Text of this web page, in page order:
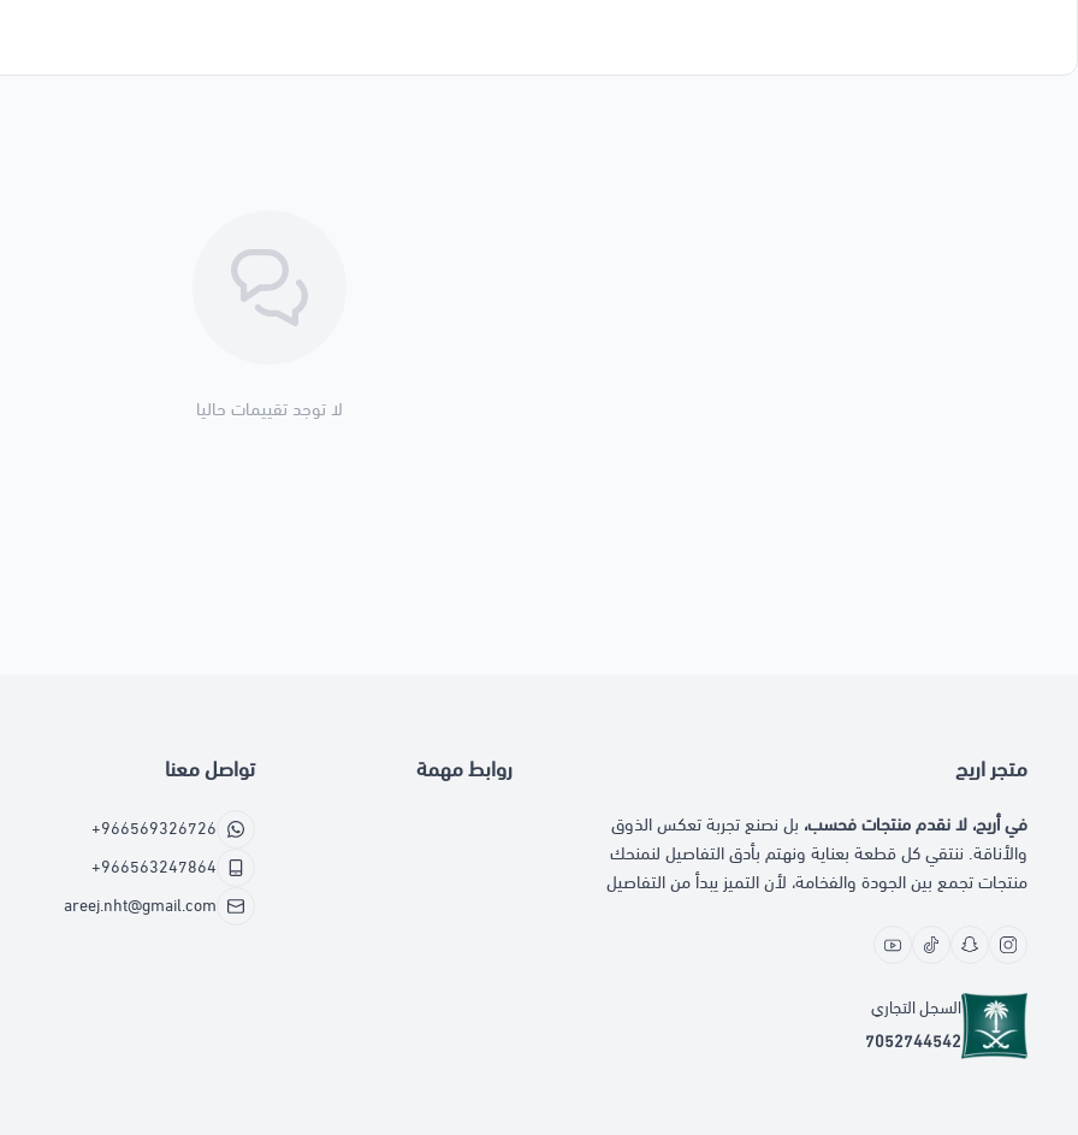
لا توجد تقييمات حاليا
متجر اريج
في أريج، لا نقدم منتجات فحسب، بل نصنع تجربة تعكس الذوق
والأناقة. ننتقي كل قطعة بعناية ونهتم بأدق التفاصيل لنمنحك
منتجات تجمع بين الجودة والفخامة، لأن التميز يبدأ من التفاصيل
السجل التجاري
7052744542
روابط مهمة تواصل معنا
+966569326726
+966563247864
areej.nht@gmail.com